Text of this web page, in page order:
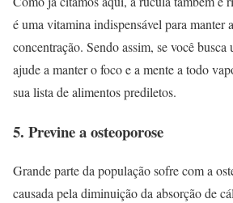
é uma vitamina indispensável para manter
concentração. Sendo assim, se você
ajude a manter o foco e a mente a todo
sua lista de alimentos prediletos.
5. Previne a osteoporose
Grande parte da população sofre com a
causada pela diminuição da absorção de